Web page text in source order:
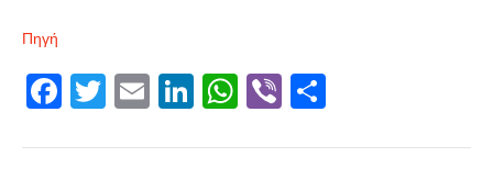
Πηγή
Facebook
Twitter
EmailLinkedIn
WhatsApp
Viber